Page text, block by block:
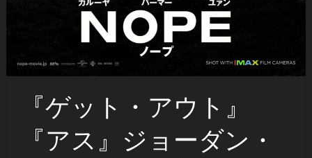
『ゲット・アウト』
『アス』ジョーダン・